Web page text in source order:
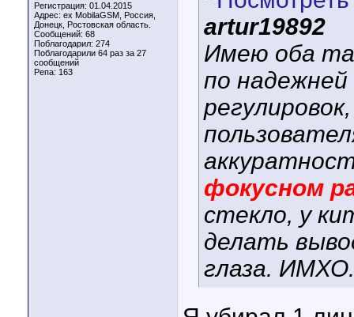
Регистрация: 01.04.2015
Адрес: ex MobilaGSM, Россия,
Донецк, Ростовская область.
Сообщений: 68
Поблагодарил: 274
Поблагодарили 64 раз за 27
сообщений
Репа: 163
artur19892
Имею оба
по
фокусном
стекло, у
делать
глаза.